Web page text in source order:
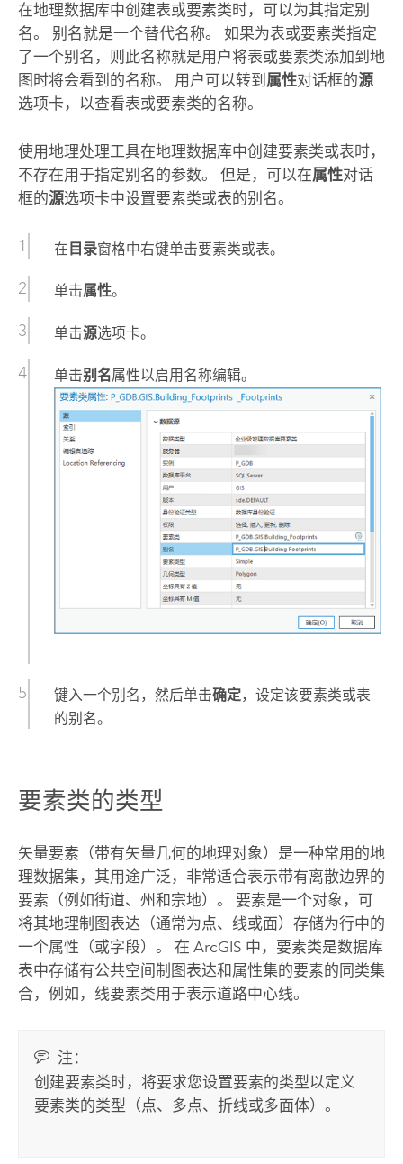
在地理数据库中创建表或要素类时，可以为其指定别
名。 别名就是一个替代名称。 如果为表或要素类指定
了一个别名，则此名称就是用户将表或要素类添加到地
图时将会看到的名称。 用户可以转到 属性对话框的源
选项卡，以查看表或要素类的名称。
使用地理处理工具在地理数据库中创建要素类或表时，
不存在用于指定别名的参数。 但是，可以在属性对话
框的源选项卡中设置要素类或表的别名。
在 目录窗格中右键单击要素类或表。
单击属性。
单击源选项卡。
单击别名属性以启用名称编辑。
键入一个别名，然后单击确定，设定该要素类或表
的别名。
要素类的类型
矢量要素（带有矢量几何的地理对象）是一种常用的地
理数据集，其用途广泛，非常适合表示带有离散边界的
要素（例如街道、州和宗地）。 要素是一个对象，可
将其地理制图表达（通常为点、线或面）存储为行中的
一个属性（或字段）。 在 ArcGIS 中，要素类是数据库
表中存储有公共空间制图表达和属性集的要素的同类集
合，例如，线要素类用于表示道路中心线。
注：
创建要素类时，将要求您设置要素的类型以定义
要素类的类型（点、多点、折线或多面体）。